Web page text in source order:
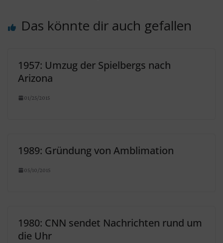
Das könnte dir auch gefallen
1957: Umzug der Spielbergs nach
Arizona
01/25/2015
1989: Gründung von Amblimation
05/10/2015
1980: CNN sendet Nachrichten rund um
die Uhr